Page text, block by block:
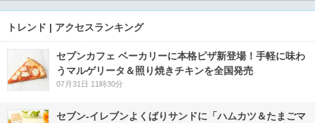
トレンド | アクセスランキング
セブンカフェ ベーカリーに本格ピザ新登場！手軽に味わ
うマルゲリータ＆照り焼きチキンを全国発売
07月31日 11時30分
セブン‐イレブンよくばりサンドに「ハムカツ＆たまごマ